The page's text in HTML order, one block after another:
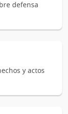
defensa
y actos